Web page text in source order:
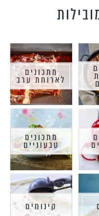
מתכונים
לארוחת ערב
מתכונים
טבעוניים
קינוחים